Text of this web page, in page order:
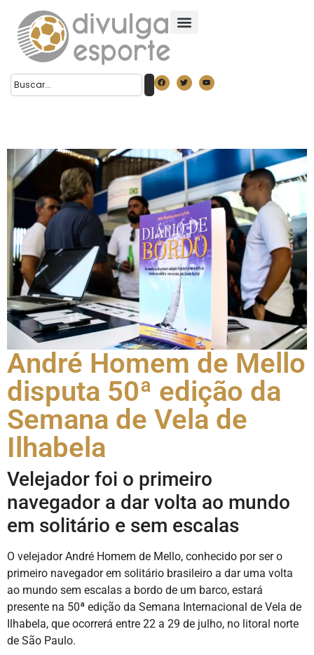
André Homem de Mello
disputa 50ª edição da
Semana de Vela de
Ilhabela
Velejador foi o primeiro
navegador a dar volta ao mundo
em solitário e sem escalas
O velejador André Homem de Mello, conhecido por ser o
primeiro navegador em solitário brasileiro a dar uma volta
ao mundo sem escalas a bordo de um barco, estará
presente na 50ª edição da Semana Internacional de Vela de
Ilhabela, que ocorrerá entre 22 a 29 de julho, no litoral norte
de São Paulo.